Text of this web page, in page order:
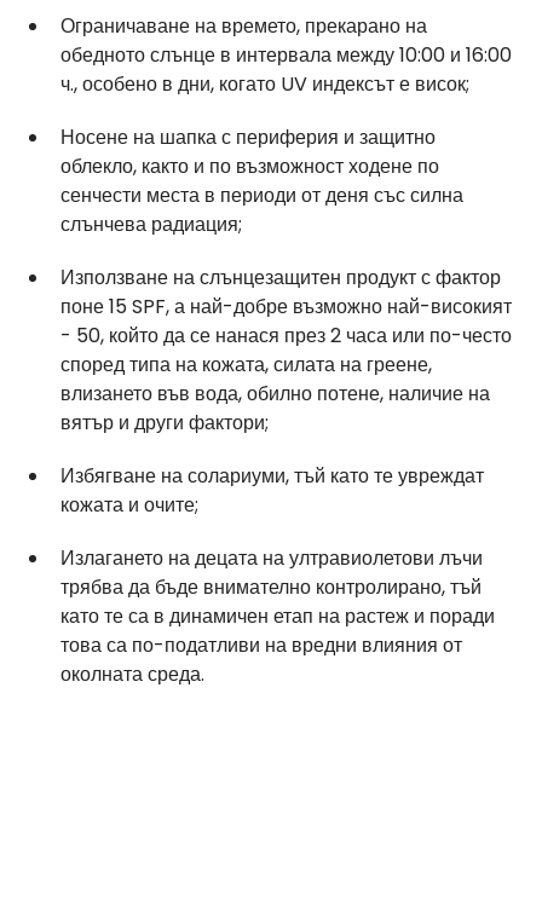
Ограничаване на времето, прекарано на
обедното слънце в интервала между 10:00 и 16:00
ч., особено в дни, когато UV индексът е висок;
Носене на шапка с периферия и защитно
облекло, както и по възможност ходене по
сенчести места в периоди от деня със силна
слънчева радиация;
Използване на слънцезащитен продукт с фактор
поне 15 SPF, а най-добре възможно най-високият
- 50, който да се нанася през 2 часа или по-често
според типа на кожата, силата на греене,
влизането във вода, обилно потене, наличие на
вятър и други фактори;
Избягване на солариуми, тъй като те увреждат
кожата и очите;
Излагането на децата на ултравиолетови лъчи
трябва да бъде внимателно контролирано, тъй
като те са в динамичен етап на растеж и поради
това са по-податливи на вредни влияния от
околната среда.